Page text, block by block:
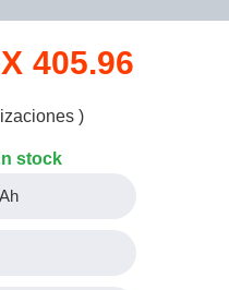
405.96
)
stock